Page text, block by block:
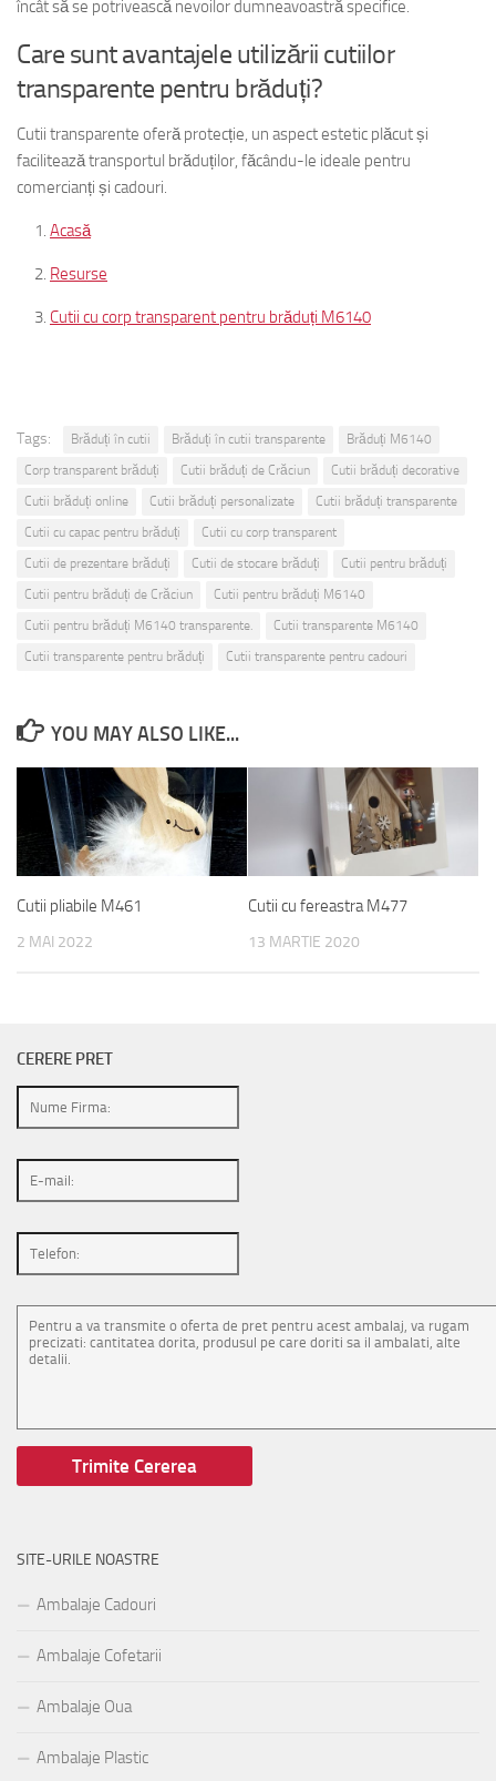
încât să se potrivească nevoilor dumneavoastră specifice.
Care sunt avantajele utilizării cutiilor
transparente pentru brăduți?
Cutii transparente oferă protecție, un aspect estetic plăcut și
facilitează transportul brăduților, făcându-le ideale pentru
comercianți și cadouri.
Acasă
Resurse
Cutii cu corp transparent pentru brăduți M6140
Tags: Brăduți în cutii Brăduți în cutii transparente
Brăduți M6140
Corp transparent brăduți
Cutii brăduți de Crăciun
Cutii brăduți decorative
Cutii brăduți online
Cutii brăduți personalizate
Cutii brăduți transparente
Cutii cu capac pentru brăduți
Cutii cu corp transparent
Cutii de prezentare brăduți
Cutii de stocare brăduți
Cutii pentru brăduți
Cutii pentru brăduți de Crăciun
Cutii pentru brăduți M6140
Cutii pentru brăduți M6140 transparente.
Cutii transparente M6140
Cutii transparente pentru brăduți
Cutii transparente pentru cadouri
YOU MAY ALSO LIKE...
Cutii pliabile M461
2 MAI 2022
Cutii cu fereastra M477
13 MARTIE 2020
CERERE PRET
SITE-URILE NOASTRE
Ambalaje Cadouri
Ambalaje Cofetarii
Ambalaje Oua
Ambalaje Plastic